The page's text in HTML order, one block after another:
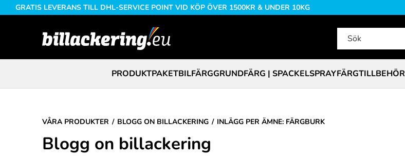
GRATIS LEVERANS TILL DHL-SERVICE POINT VID KÖP ÖVER 1500KR & UNDER 10KG
PRODUKTPAKETBILFÄRGGRUNDFÄRG | SPACKELSPRAYFÄRGTILLBEHÖR
VÅRA PRODUKTER BLOGG ON BILLACKERING INLÄGG PER ÄMNE: FÄRGBURK
Blogg on billackering